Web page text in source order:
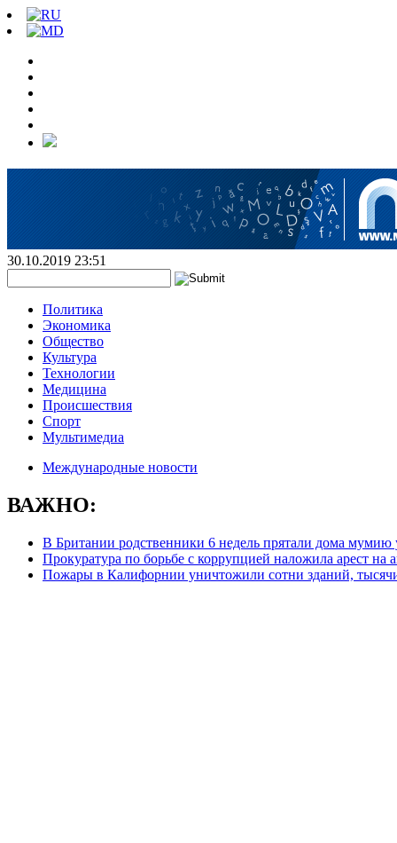
30.10.2019 23:51
Политика
Экономика
Общество
Культура
Технологии
Медицина
Происшествия
Спорт
Мультимедиа
Международные новости
ВАЖНО:
В Британии родственники 6 недель прятали дома
Прокуратура по борьбе с коррупцией наложила арест
Пожары в Калифорнии уничтожили сотни зданий,